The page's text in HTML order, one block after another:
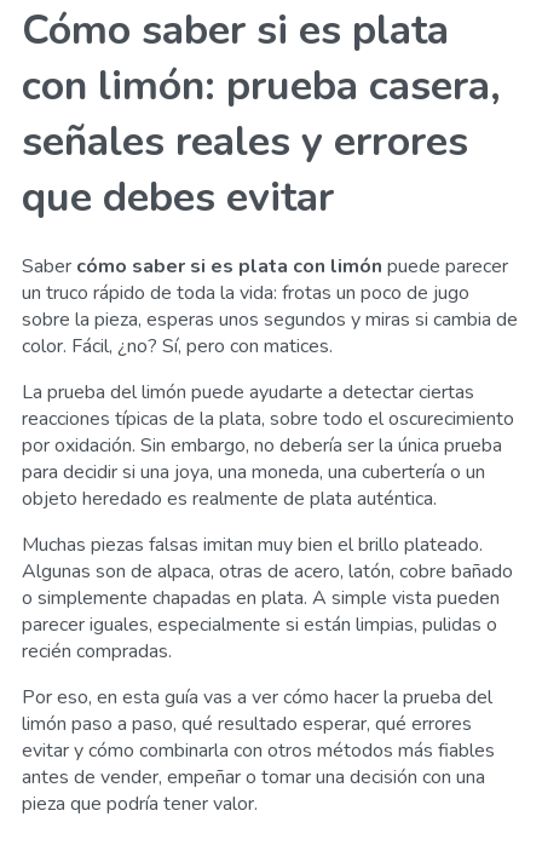
Cómo saber si es plata
con limón: prueba casera,
señales reales y errores
que debes evitar
Saber cómo saber si es plata con limón puede parecer
un truco rápido de toda la vida: frotas un poco de jugo
sobre la pieza, esperas unos segundos y miras si cambia de
color. Fácil, ¿no? Sí, pero con matices.
La prueba del limón puede ayudarte a detectar ciertas
reacciones típicas de la plata, sobre todo el oscurecimiento
por oxidación. Sin embargo, no debería ser la única prueba
para decidir si una joya, una moneda, una cubertería o un
objeto heredado es realmente de plata auténtica.
Muchas piezas falsas imitan muy bien el brillo plateado.
Algunas son de alpaca, otras de acero, latón, cobre bañado
o simplemente chapadas en plata. A simple vista pueden
parecer iguales, especialmente si están limpias, pulidas o
recién compradas.
Por eso, en esta guía vas a ver cómo hacer la prueba del
limón paso a paso, qué resultado esperar, qué errores
evitar y cómo combinarla con otros métodos más fiables
antes de vender, empeñar o tomar una decisión con una
pieza que podría tener valor.